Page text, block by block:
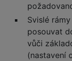
Svislé
posouvat
vůči
(nastavení